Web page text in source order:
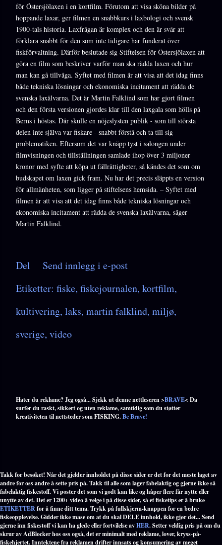
för Östersjölaxen i en kortfilm. Förutom att visa sköna bilder på
hoppande laxar, ger filmen en snabbkurs i laxbologi och svensk
1900-tals historia. Laxfrågan är komplex och den är svår att
förklara snabbt för den som inte tidigare har funderat över
fiskförvaltning. Därför beslutade sig Stiftelsen för Östersjölaxen att
göra en film som beskriver varför man ska rädda laxen och hur
man kan gå tillväga. Syftet med filmen är att visa att det idag finns
både tekniska lösningar och ekonomiska incitament att rädda de
svenska laxälvarna. Det är Martin Falklind som har gjort filmen
och den första versionen gjordes klar till den laxgala som hölls på
Berns i höstas. Där skulle en nöjeslysten publik - som till största
delen inte själva var fiskare - snabbt förstå och ta till sig
problematiken. Eftersom det var knäpp tyst i salongen under
filmvisningen och tillställningen samlade ihop över 3 miljoner
kronor med syfte att köpa ut fällrättigheter, så kändes det som om
budskapet om laxen gick fram. Nu har det precis släppts en version
för allmänheten, som ligger på stiftelsens hemsida. – Syftet med
filmen är att visa att det idag finns både tekniska lösningar och
ekonomiska incitament att rädda de svenska laxälvarna, säger
Martin Falklind.
Del
Send innlegg i e-post
Etiketter: fiske fiskejournalen kortfilm
kultivering laks martin falklind miljø
sverige video
Hater du reklame? Jeg også... Sjekk ut denne nettleseren >BRAVE< Da
surfer du raskt, sikkert og uten reklame, samtidig som du støtter
kreativiteten til nettsteder som FISKING.Be Brave!
Takk for besøket! Når det gjelder innholdet på disse sider er det for det meste laget av
andre for oss andre å sette pris på. Takk til alle som lager fabelaktig og gjerne ikke så
fabelaktig fiskestoff. Vi poster det som vi godt kan like og håper flere får nytte eller
unytte av det. Det er 1200+ video å velge i på disse sider, så et fisketips er å bruke
ETIKETTERfor å finne ditt tema. Trykk på fullskjerm-knappen for en bedre
fiskeopplevelse. Gidder ikke mase om at du skal DELE innhold, ikke gjør det... Send
gjerne inn fiskestoff vi kan ha glede eller fortvilelse avHER. Setter veldig pris på om du
skrur av AdBlocker hos oss også, det er minimalt med reklame, lover, kryss-på-
fiskehjertet. Inntektene fra reklamen drifter innsats og konsumering av meget